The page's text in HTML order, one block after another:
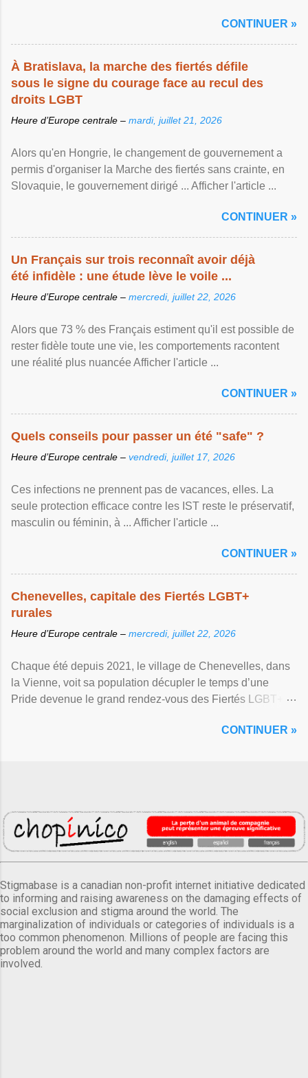
CONTINUER »
À Bratislava, la marche des fiertés défile
sous le signe du courage face au recul des
droits LGBT
Heure d’Europe centrale – mardi, juillet 21, 2026
Alors qu'en Hongrie, le changement de gouvernement a
permis d'organiser la Marche des fiertés sans crainte, en
Slovaquie, le gouvernement dirigé ... Afficher l'article ...
CONTINUER »
Un Français sur trois reconnaît avoir déjà
été infidèle : une étude lève le voile ...
Heure d’Europe centrale – mercredi, juillet 22, 2026
Alors que 73 % des Français estiment qu'il est possible de
rester fidèle toute une vie, les comportements racontent
une réalité plus nuancée Afficher l'article ...
CONTINUER »
Quels conseils pour passer un été "safe" ?
Heure d’Europe centrale – vendredi, juillet 17, 2026
Ces infections ne prennent pas de vacances, elles. La
seule protection efficace contre les IST reste le préservatif,
masculin ou féminin, à ... Afficher l'article ...
CONTINUER »
Chenevelles, capitale des Fiertés LGBT+
rurales
Heure d’Europe centrale – mercredi, juillet 22, 2026
Chaque été depuis 2021, le village de Chenevelles, dans
la Vienne, voit sa population décupler le temps d’une
Pride devenue le grand rendez-vous des Fiertés LGBT+
CONTINUER »
Stigmabase is a canadian non-profit internet initiative dedicated
to informing and raising awareness on the damaging effects of
social exclusion and stigma around the world. The
marginalization of individuals or categories of individuals is a
too common phenomenon. Millions of people are facing this
problem around the world and many complex factors are
involved.